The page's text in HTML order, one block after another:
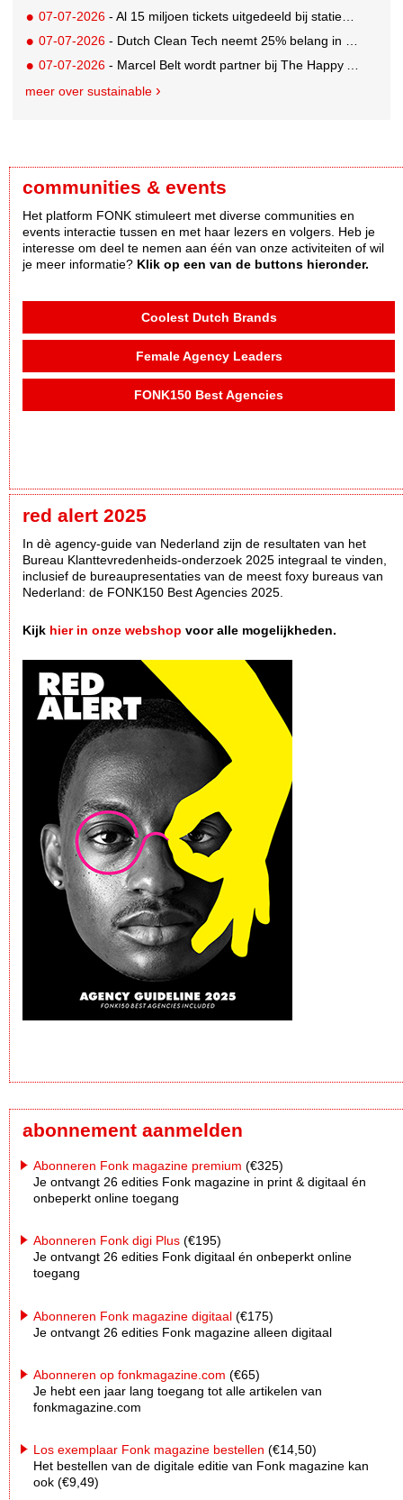
07-07-2026 - Al 15 miljoen tickets uitgedeeld bij statiegeldwinactie met Tikkie
07-07-2026 - Dutch Clean Tech neemt 25% belang in bijna honderd jaar oud drinkwaterbedrijf in Guatemala
07-07-2026 - Marcel Belt wordt partner bij The Happy Activist
meer over sustainable
communities & events
Het platform FONK stimuleert met diverse communities en
events interactie tussen en met haar lezers en volgers. Heb je
interesse om deel te nemen aan één van onze activiteiten of wil
je meer informatie? Klik op een van de buttons hieronder.
Coolest Dutch Brands
Female Agency Leaders
FONK150 Best Agencies
red alert 2025
In dè agency-guide van Nederland zijn de resultaten van het
Bureau Klanttevredenheids-onderzoek 2025 integraal te vinden,
inclusief de bureaupresentaties van de meest foxy bureaus van
Nederland: de FONK150 Best Agencies 2025.
Kijk hier in onze webshop voor alle mogelijkheden.
abonnement aanmelden
Abonneren Fonk magazine premium (€325)
Je ontvangt 26 edities Fonk magazine in print & digitaal én
onbeperkt online toegang
Abonneren Fonk digi Plus (€195)
Je ontvangt 26 edities Fonk digitaal én onbeperkt online
toegang
Abonneren Fonk magazine digitaal (€175)
Je ontvangt 26 edities Fonk magazine alleen digitaal
Abonneren op fonkmagazine.com (€65)
Je hebt een jaar lang toegang tot alle artikelen van
fonkmagazine.com
Los exemplaar Fonk magazine bestellen (€14,50)
Het bestellen van de digitale editie van Fonk magazine kan
ook (€9,49)